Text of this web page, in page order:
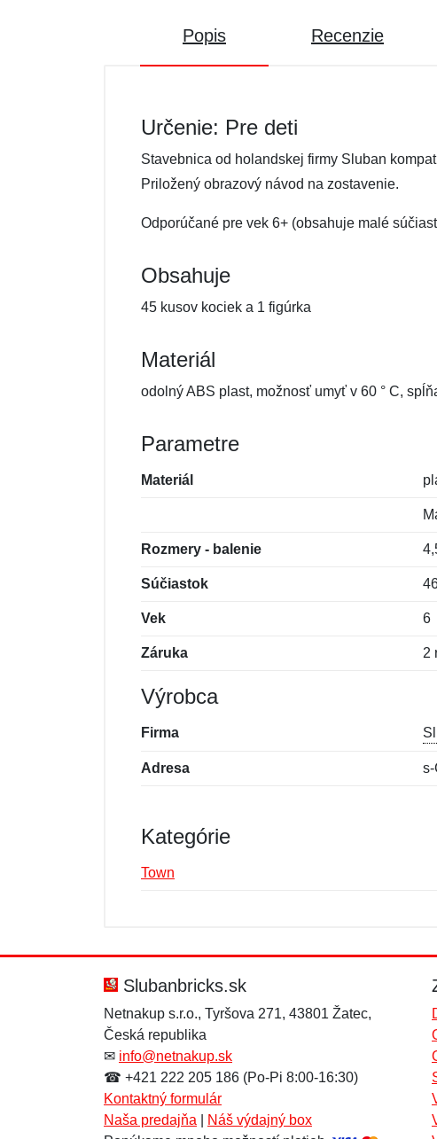
Popis Recenzie
Určenie: Pre deti
Stavebnica od holandskej firmy Sluban
Priložený obrazový návod na zostavenie.
Odporúčané pre vek 6+ (obsahuje malé
Obsahuje
45 kusov kociek a 1 figúrka
Materiál
odolný ABS plast, možnosť umyť v 60 ° C,
Parametre
Materiál
Rozmery - balenie
Súčiastok
Vek 6
Záruka 2
Výrobca
Firma
Adresa
Kategórie
Town
Správa*
Správa*
Slubanbricks.sk
Netnakup s.r.o., Tyršova 271, 43801 Žatec,
Česká republika
✉ info@netnakup.sk
☎ +421 222 205 186 (Po-Pi 8:00-16:30)
Kontaktný formulár
Naša predajňa
Náš výdajný box